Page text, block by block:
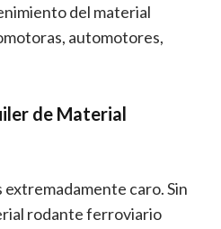
del material
automotores,
de Material
caro. Sin
rodante ferroviario